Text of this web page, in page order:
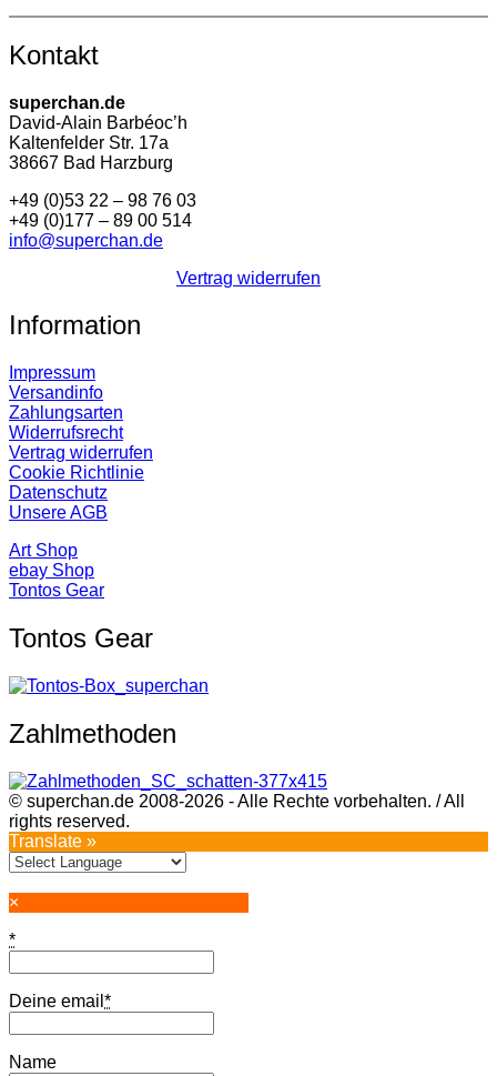
Kontakt
superchan.de
David-Alain Barbéoc’h
Kaltenfelder Str. 17a
38667 Bad Harzburg
+49 (0)53 22 – 98 76 03
+49 (0)177 – 89 00 514
info@superchan.de
Vertrag widerrufen
Information
Impressum
Versandinfo
Zahlungsarten
Widerrufsrecht
Vertrag widerrufen
Cookie Richtlinie
Datenschutz
Unsere AGB
Art Shop
ebay Shop
Tontos Gear
Tontos Gear
Zahlmethoden
© superchan.de 2008-2026 - Alle Rechte vorbehalten. / All
rights reserved.
Translate »
×
*
Deine email *
Name